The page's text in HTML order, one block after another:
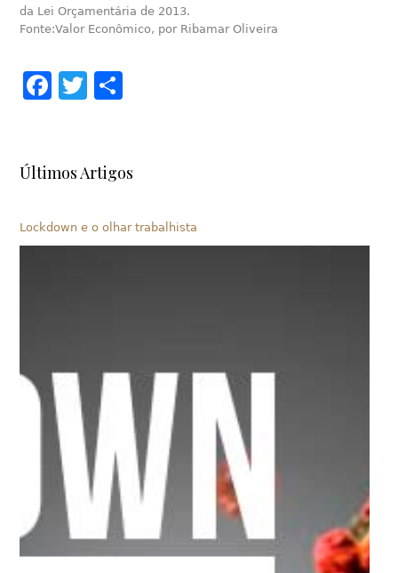
da Lei Orçamentária de 2013.
Fonte:Valor Econômico, por Ribamar Oliveira
Facebook
Twitter
Últimos Artigos
Lockdown e o olhar trabalhista